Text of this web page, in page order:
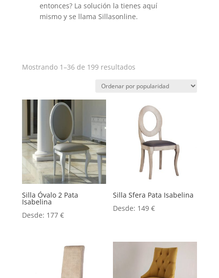
entonces? La solución la tienes aquí
mismo y se llama Sillasonline.
Mostrando 1–36 de 199 resultadosOrdenado
popularidad
Silla Óvalo 2 Pata
Isabelina
Desde: 177 €
Silla Sfera Pata Isabelina
Desde: 149€